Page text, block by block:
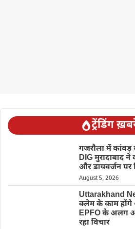
ट्रेंडिंग
गजरौला में कांवड़
DIG मुरादाबाद ने
और डायवर्जन पर
August 5, 2026
Uttarakhand
क्लेम के काम होंगे
EPFO के अलग
रहा विचार